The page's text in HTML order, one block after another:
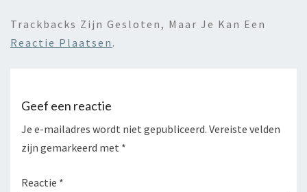
Trackbacks Zijn Gesloten, Maar Je Kan Een
Reactie Plaatsen .
Geef een reactie
Je e-mailadres wordt niet gepubliceerd. Vereiste velden
zijn gemarkeerd met *
Reactie *